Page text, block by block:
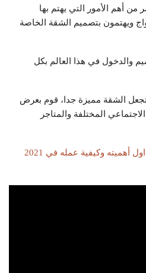
من أهم الأمور التي يهتم بها
ويهتمون بتصميم الشقة الخاصة
والدخول في هذا العالم بكل
الشقة مميزة جدا، قوم بعرض
المختلفة والمتاجر
أهميته وكيفية عمله في 2021